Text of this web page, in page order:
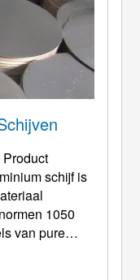
Product
schijf is
1050
van pure
stempelen,